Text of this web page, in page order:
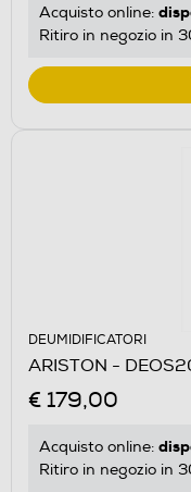
Acquisto online:
Ritiro in negozio in
DEUMIDIFICATORI
ARISTON -
€ 179,00
Acquisto online:
Ritiro in negozio in